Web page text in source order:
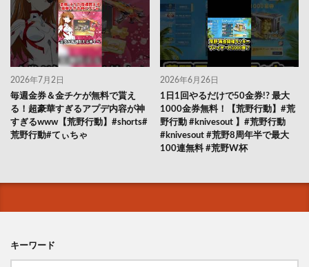
2026年7月2日
毎週金券＆金チケが無料で貰え
る！超豪華すぎるアプデ内容が神
すぎるwww【荒野行動】#shorts#
荒野行動#てぃちゃ
2026年6月26日
1日1回やるだけで50金券!? 最大
1000金券無料！【荒野行動】#荒
野行動 #knivesout 】#荒野行動
#knivesout #荒野8周年半で最大
100連無料 #荒野W杯
キーワード